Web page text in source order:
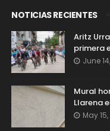
NOTICIAS RECIENTES
Aritz
primera
June
Mural
Llarena
May